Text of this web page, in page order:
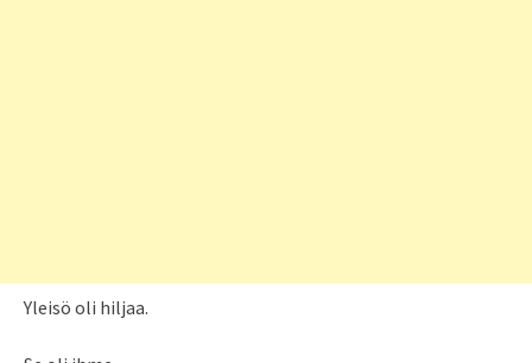
Yleisö oli hiljaa.